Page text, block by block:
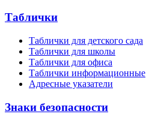
Таблички
Таблички для детского сада
Таблички для школы
Таблички для офиса
Таблички информационные
Адресные указатели
Знаки безопасности